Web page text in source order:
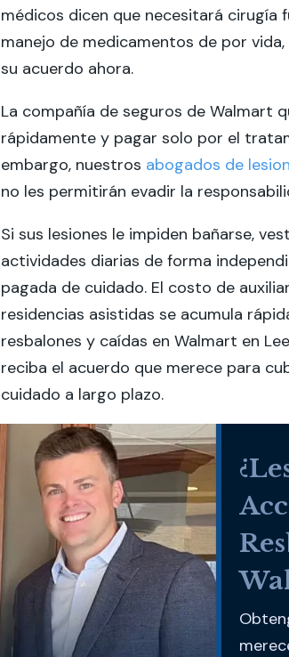
médicos dicen que necesitará cirugía
manejo de medicamentos de por
su acuerdo ahora.
La compañía de seguros de Walmart
rápidamente y pagar solo por el
embargo, nuestros abogados de
no les permitirán evadir la
Si sus lesiones le impiden bañarse,
actividades diarias de forma
pagada de cuidado. El costo de
residencias asistidas se acumula
resbalones y caídas en Walmart en
reciba el acuerdo que merece para
cuidado a largo plazo.